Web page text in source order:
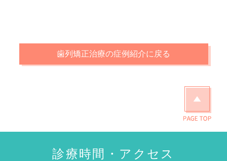
歯列矯正治療の症例紹介に戻る
診療時間・アクセス